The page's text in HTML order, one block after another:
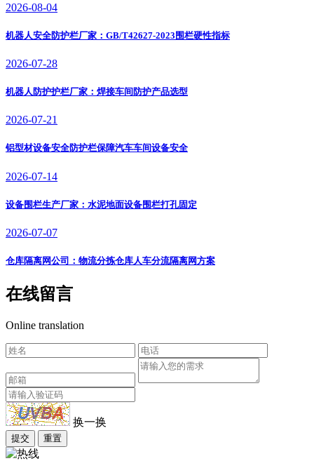
2026-08-04
机器人安全防护栏厂家：GB/T42627-2023围栏硬性指标
2026-07-28
机器人防护护栏厂家：焊接车间防护产品选型
2026-07-21
铝型材设备安全防护栏保障汽车车间设备安全
2026-07-14
设备围栏生产厂家：水泥地面设备围栏打孔固定
2026-07-07
仓库隔离网公司：物流分拣仓库人车分流隔离网方案
在线留言
Online translation
换一换
提交 重置